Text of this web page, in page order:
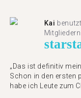
Kai
Mitgliedern
star
„Das ist definitiv
Schon in den ersten
habe ich Leute zum